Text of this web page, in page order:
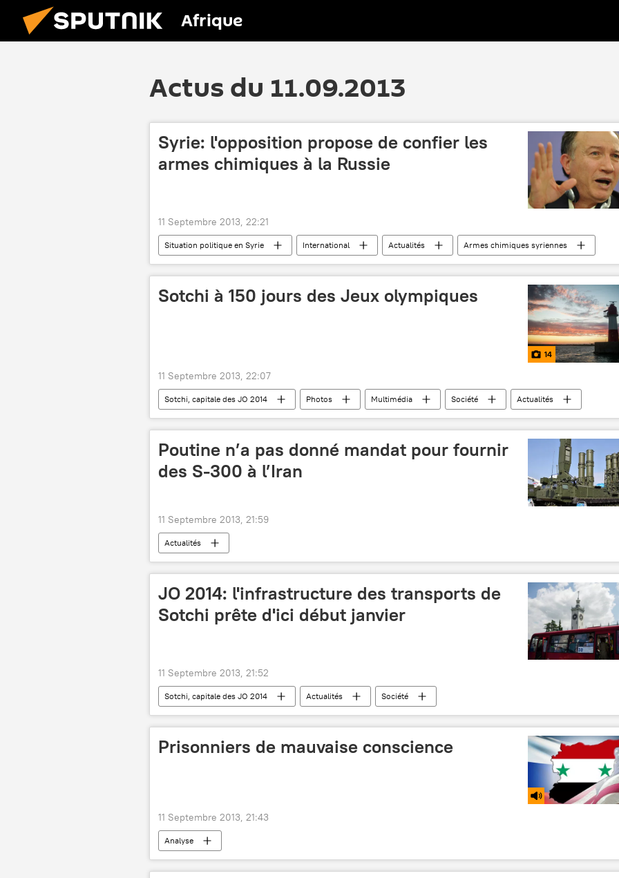
Afrique
Actus du 11.09.2013
Syrie: l'opposition propose de confier les
armes chimiques à la Russie
11 Septembre 2013, 22:21
Situation politique en Syrie International Actualités Armes chimiques syriennes
Sotchi à 150 jours des Jeux olympiques
14
11 Septembre 2013, 22:07
Sotchi, capitale des JO 2014 Photos Multimédia Société Actualités
Poutine n’a pas donné mandat pour fournir
des S-300 à l’Iran
11 Septembre 2013, 21:59
Actualités
JO 2014: l'infrastructure des transports de
Sotchi prête d'ici début janvier
11 Septembre 2013, 21:52
Sotchi, capitale des JO 2014 Actualités Société
Prisonniers de mauvaise conscience
11 Septembre 2013, 21:43
Analyse